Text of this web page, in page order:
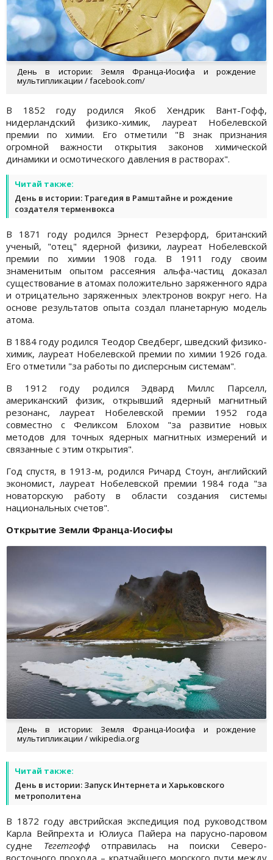
День в истории: Земля Франца-Иосифа и рождение
мультипликации / facebook.com/
В 1852 году родился Якоб Хендрик Вант-Гофф,
нидерландский физико-химик, лауреат Нобелевской
премии по химии. Его отметили "В знак признания
огромной важности открытия законов химической
динамики и осмотического давления в растворах".
Читай также:
День в истории: Трагедия в Рамштайне и рождение
создателя терменвокса
В 1871 году родился Эрнест Резерфорд, британский
ученый, "отец" ядерной физики, лауреат Нобелевской
премии по химии 1908 года. В 1911 году своим
знаменитым опытом рассеяния альфа-частиц доказал
существование в атомах положительно заряженного ядра
и отрицательно заряженных электронов вокруг него. На
основе результатов опыта создал планетарную модель
атома.
В 1884 году родился Теодор Сведберг, шведский физико-
химик, лауреат Нобелевской премии по химии 1926 года.
Его отметили "за работы по дисперсным системам".
В 1912 году родился Эдвард Миллс Парселл,
американский физик, открывший ядерный магнитный
резонанс, лауреат Нобелевской премии 1952 года
совместно с Феликсом Блохом "за развитие новых
методов для точных ядерных магнитных измерений и
связанные с этим открытия".
Год спустя, в 1913-м, родился Ричард Стоун, английский
экономист, лауреат Нобелевской премии 1984 года "за
новаторскую работу в области создания системы
национальных счетов".
Открытие Земли Франца-Иосифы
День в истории: Земля Франца-Иосифа и рождение
мультипликации / wikipedia.org
Читай также:
День в истории: Запуск Интернета и Харьковского
метрополитена
В 1872 году австрийская экспедиция под руководством
Карла Вейпрехта и Юлиуса Пайера на парусно-паровом
судне Тегетгоффотправилась на поиски Северо-